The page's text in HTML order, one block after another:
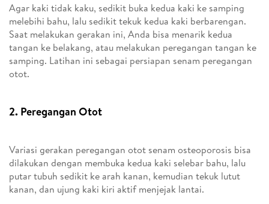
Agar kaki tidak kaku, sedikit buka kedua kaki ke samping
melebihi bahu, lalu sedikit tekuk kedua kaki berbarengan.
Saat melakukan gerakan ini, Anda bisa menarik kedua
tangan ke belakang, atau melakukan peregangan tangan ke
samping. Latihan ini sebagai persiapan senam peregangan
otot.
2. Peregangan Otot
Variasi gerakan peregangan otot senam osteoporosis bisa
dilakukan dengan membuka kedua kaki selebar bahu, lalu
putar tubuh sedikit ke arah kanan, kemudian tekuk lutut
kanan, dan ujung kaki kiri aktif menjejak lantai.